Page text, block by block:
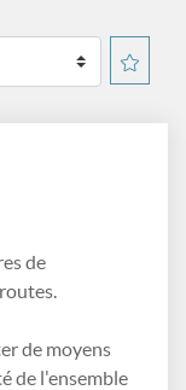
de
de moyens
de l'ensemble